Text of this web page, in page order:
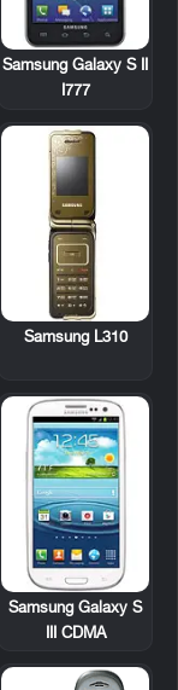
Samsung Galaxy S II
I777
Samsung L310
Samsung Galaxy S
III CDMA